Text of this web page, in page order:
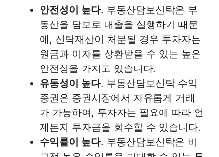
안전성이 높다. 부동산담보신탁은 부
동산을 담보로 대출을 실행하기 때문
에, 신탁재산이 처분될 경우 투자자는
원금과 이자를 상환받을 수 있는 높은
안전성을 가지고 있습니다.
유동성이 높다. 부동산담보신탁 수익
증권은 증권시장에서 자유롭게 거래
가 가능하여, 투자자는 필요에 따라 언
제든지 투자금을 회수할 수 있습니다.
수익률이 높다. 부동산담보신탁은 비